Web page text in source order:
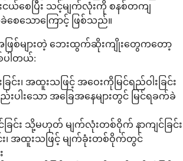
ငယ်စေပြီး သင့်မျက်လုံးကို စနစ်တကျ
ေသောကြောင့် ဖြစ်သည်။
ြစ်များတဲ့ ဘေးထွက်ဆိုးကျိုးတွေကတော့
ပါတယ်:
ခြင်း၊ အထူးသဖြင့် အဝေးကိုမြင်ရည်ဝါးခြင်း
းပါးသော အခြေအနေများတွင် မြင်ရခက်ခဲ
ခြင်း သို့မဟုတ် မျက်လုံးတစ်ဝိုက် နာကျင်ခြင်း
း၊ အထူးသဖြင့် မျက်ခုံးတစ်ဝိုက်တွင်